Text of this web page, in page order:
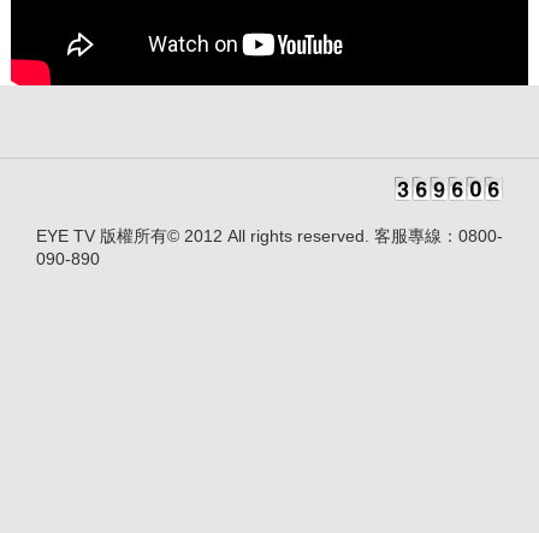
EYE TV 版權所有© 2012 All rights reserved. 客服專線：0800-
090-890